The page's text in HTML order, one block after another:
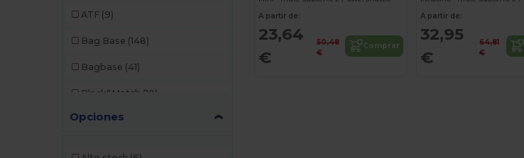
ATF (9)
Bag Base (148)
Bagbase (41)
Black&Match (10)
Branve (7)
Opciones
A partir de:
23,64
€
50,48
€
Comprar
A partir de:
32,95
€
64,81
€